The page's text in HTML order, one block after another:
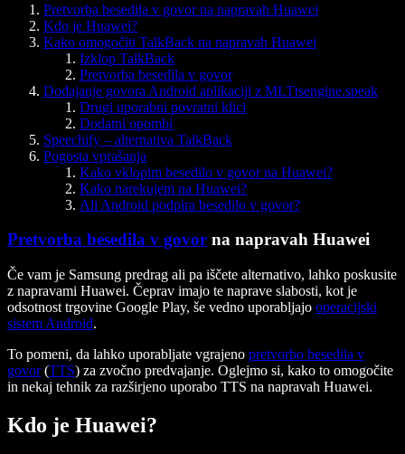
Pretvorba besedila v govor na napravah Huawei
Kdo je Huawei?
Kako omogočiti TalkBack na napravah Huawei
Izklop TalkBack
Pretvorba besedila v govor
Dodajanje govora Android aplikaciji z MLTtsengine.speak
Drugi uporabni povratni klici
Dodatni opombi
Speechify – alternativa TalkBack
Pogosta vprašanja
Kako vklopim besedilo v govor na Huawei?
Kako narekujem na Huawei?
Ali Android podpira besedilo v govor?
Pretvorba besedila v govor na napravah Huawei
Če vam je Samsung predrag ali pa iščete alternativo, lahko poskusite
z napravami Huawei. Čeprav imajo te naprave slabosti, kot je
odsotnost trgovine Google Play, še vedno uporabljajo operacijski
sistem Android.
To pomeni, da lahko uporabljate vgrajeno pretvorbo besedila v
govor(TTS) za zvočno predvajanje. Oglejmo si, kako to omogočite
in nekaj tehnik za razširjeno uporabo TTS na napravah Huawei.
Kdo je Huawei?